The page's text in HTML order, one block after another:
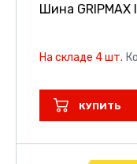
Шина
На складе 4 шт.
КУПИТЬ